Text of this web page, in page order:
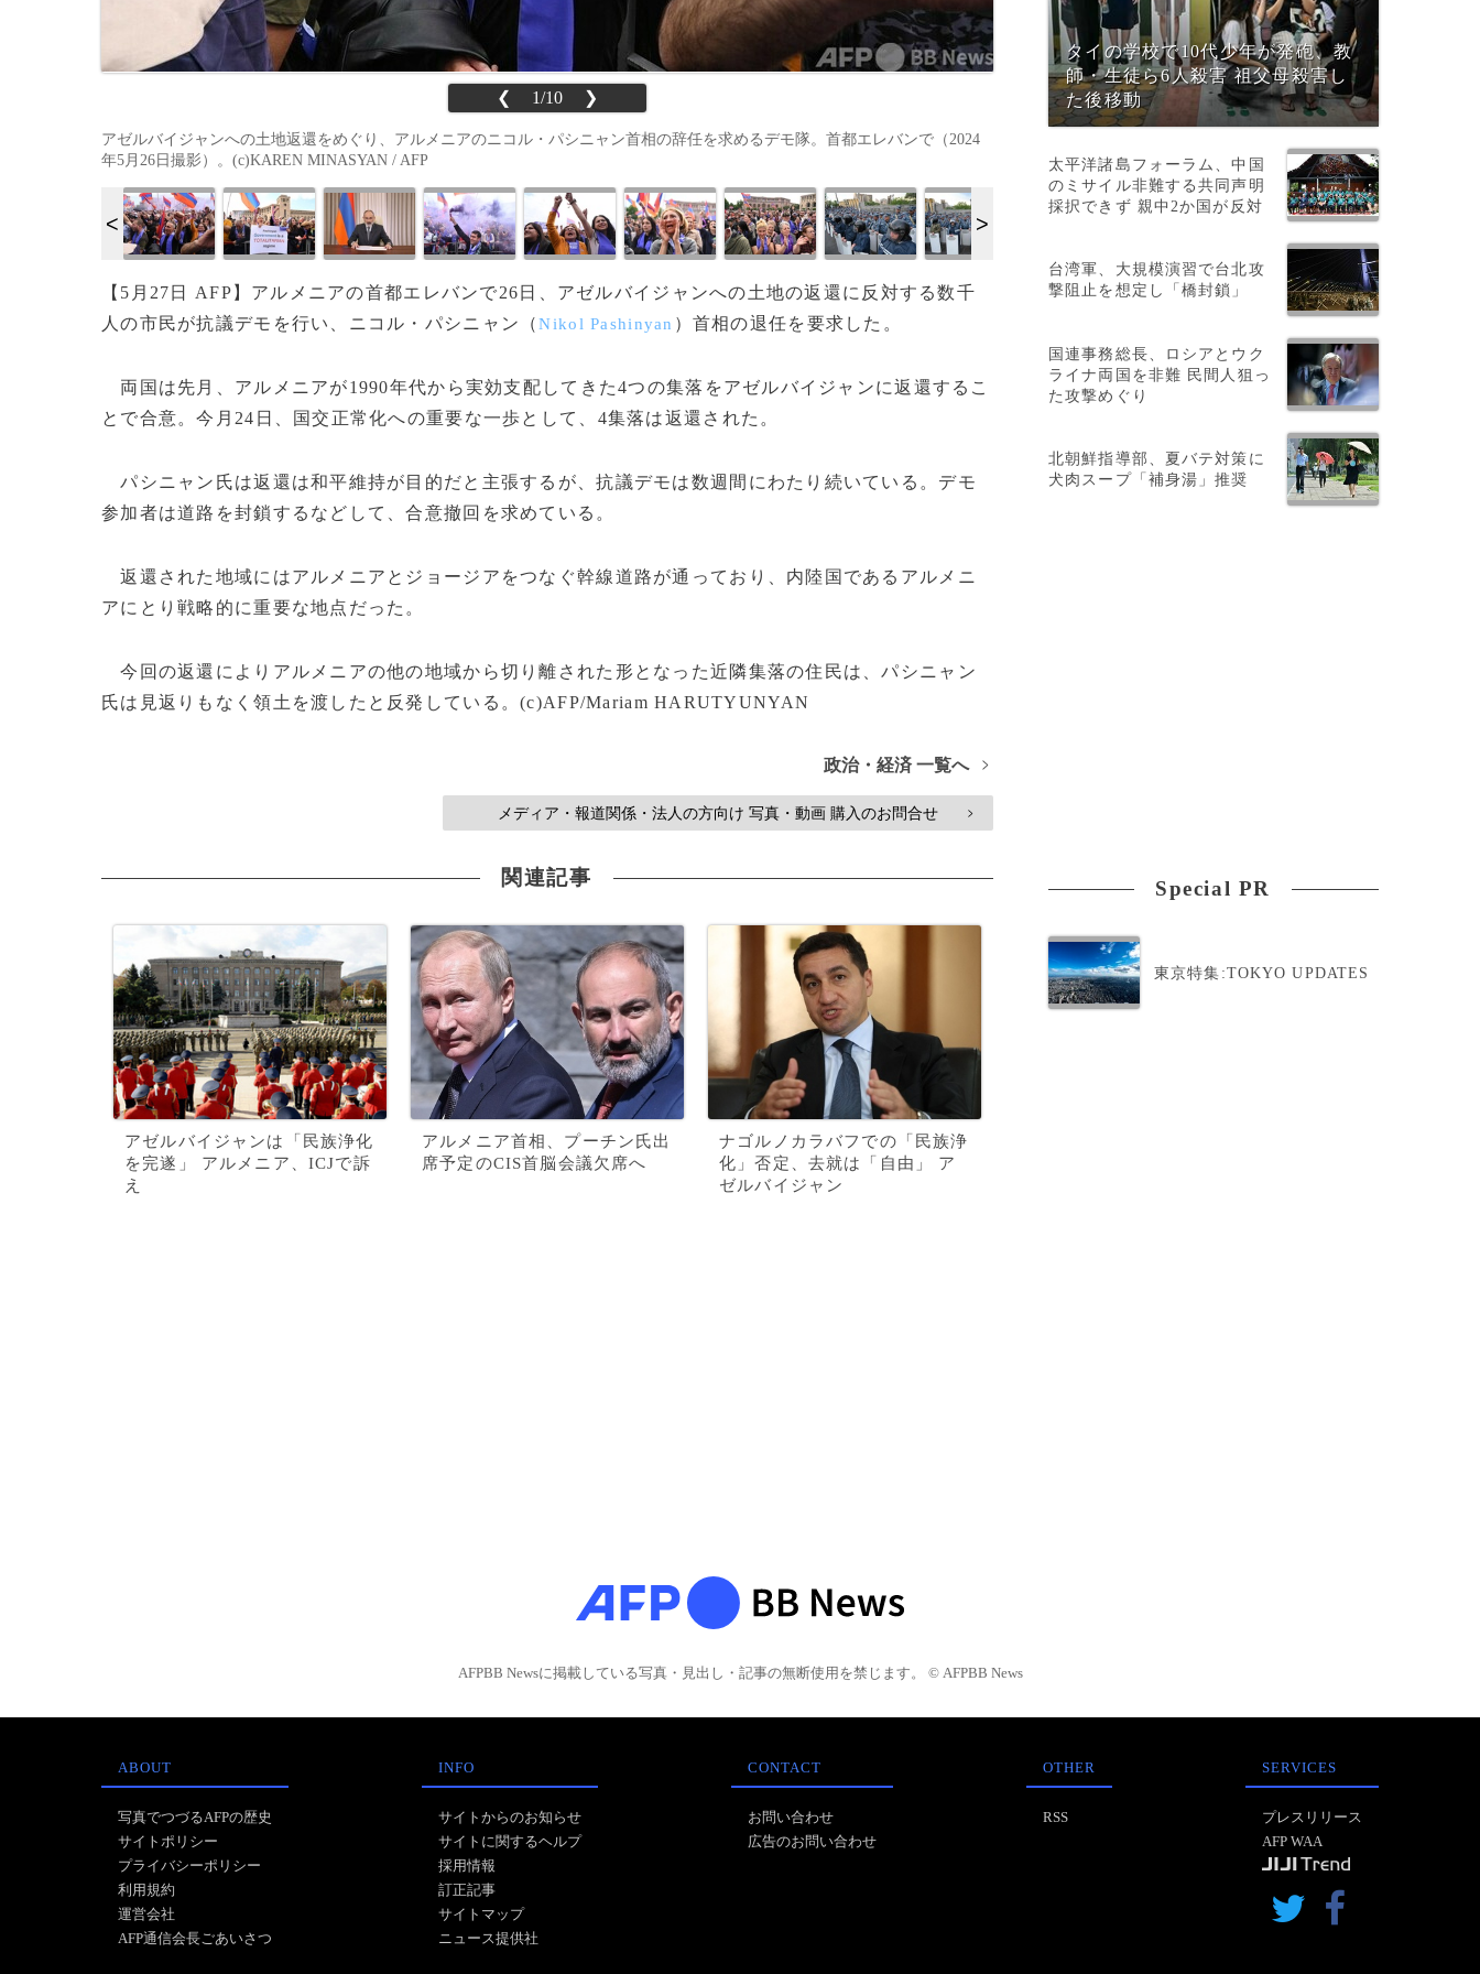
❮ 1/10 ❯
アゼルバイジャンへの土地返還をめぐり、アルメニアのニコル・パシニャン首相の辞任を求めるデモ隊。首都エレバンで（2024
年5月26日撮影）。(c)KAREN MINASYAN / AFP
【5月27日 AFP】アルメニアの首都エレバンで26日、アゼルバイジャンへの土地の返還に反対する数千
人の市民が抗議デモを行い、ニコル・パシニャン（Nikol Pashinyan ）首相の退任を要求した。
両国は先月、アルメニアが1990年代から実効支配してきた4つの集落をアゼルバイジャンに返還するこ
とで合意。今月24日、国交正常化への重要な一歩として、4集落は返還された。
パシニャン氏は返還は和平維持が目的だと主張するが、抗議デモは数週間にわたり続いている。デモ
参加者は道路を封鎖するなどして、合意撤回を求めている。
返還された地域にはアルメニアとジョージアをつなぐ幹線道路が通っており、内陸国であるアルメニ
アにとり戦略的に重要な地点だった。
今回の返還によりアルメニアの他の地域から切り離された形となった近隣集落の住民は、パシニャン
氏は見返りもなく領土を渡したと反発している。(c)AFP/Mariam HARUTYUNYAN
政治・経済 一覧へ >
メディア・報道関係・法人の方向け 写真・動画 購入のお問合せ >
関連記事
アゼルバイジャンは「民族浄化
を完遂」 アルメニア、ICJで訴
え
アルメニア首相、プーチン氏出
席予定のCIS首脳会議欠席へ
ナゴルノカラバフでの「民族浄
化」否定、去就は「自由」 ア
ゼルバイジャン
タイの学校で10代少年が発砲、教
師・生徒ら6人殺害 祖父母殺害し
た後移動
太平洋諸島フォーラム、中国
のミサイル非難する共同声明
採択できず 親中2か国が反対
台湾軍、大規模演習で台北攻
撃阻止を想定し「橋封鎖」
国連事務総長、ロシアとウク
ライナ両国を非難 民間人狙っ
た攻撃めぐり
北朝鮮指導部、夏バテ対策に
犬肉スープ「補身湯」推奨
Special PR
東京特集:TOKYO UPDATES
AFPBB Newsに掲載している写真・見出し・記事の無断使用を禁じます。 © AFPBB News
ABOUT
写真でつづるAFPの歴史
サイトポリシー
プライバシーポリシー
利用規約
運営会社
AFP通信会長ごあいさつ
INFO
サイトからのお知らせ
サイトに関するヘルプ
採用情報
訂正記事
サイトマップ
ニュース提供社
CONTACT
お問い合わせ
広告のお問い合わせ
OTHER
RSS
SERVICES
プレスリリース
AFP WAA